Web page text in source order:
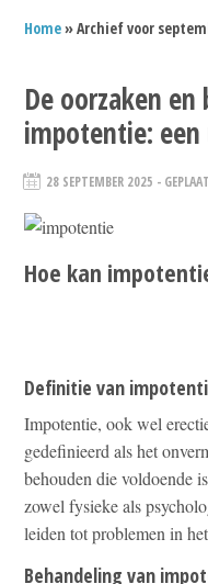
Home» Archief voor
De oorzaken
impotentie:
28 SEPTEMBER 2025 -
Hoe kan
Definitie van
Impotentie, ook wel
gedefinieerd als het
behouden die voldoende
zowel fysieke als
leiden tot problemen in
Behandeling van